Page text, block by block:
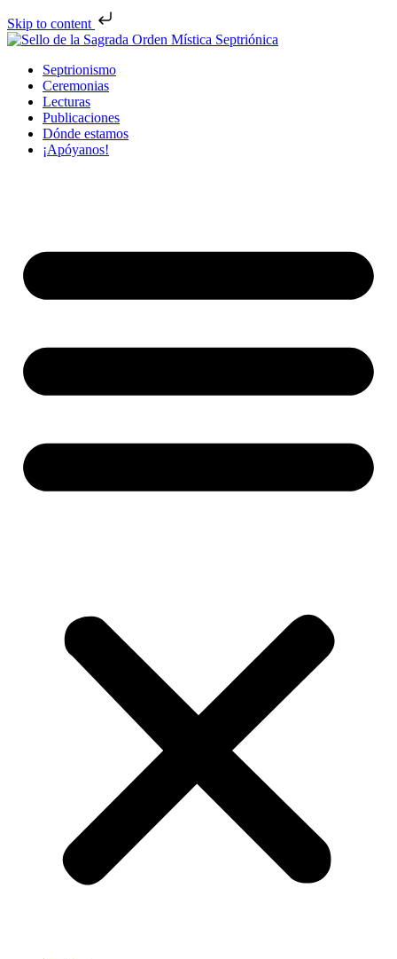
Skip to content
Septrionismo
Ceremonias
Lecturas
Publicaciones
Dónde estamos
¡Apóyanos!